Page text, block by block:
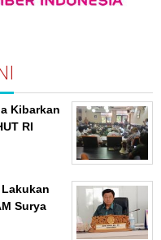
Kibarkan
RI
Surya